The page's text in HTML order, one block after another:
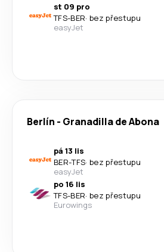
st 09 pro
TFS-BER· bez přestupu
easyJet
Berlín - Granadilla de Abona
pá 13 lis
BER-TFS· bez přestupu
easyJet
po 16 lis
TFS-BER· bez přestupu
Eurowings